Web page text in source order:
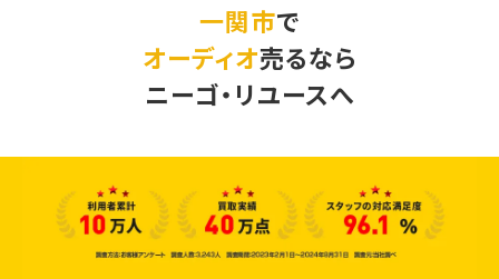
一関市で
オーディオ売るなら
ニーゴ・リユースへ